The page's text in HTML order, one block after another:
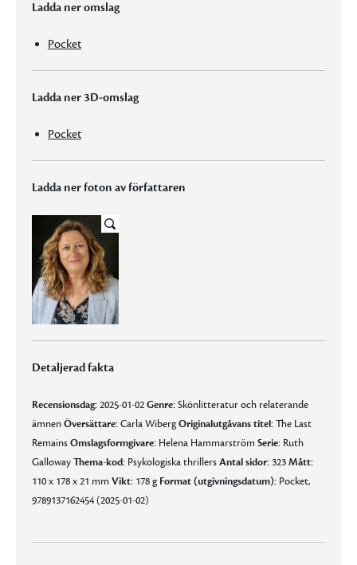
Ladda ner omslag
Pocket
Ladda ner 3D-omslag
Pocket
Ladda ner foton av författaren
Detaljerad fakta
Recensionsdag:2025-01-02Genre:Skönlitteratur och relaterande
ämnenÖversättare:Carla WibergOriginalutgåvans titel:The Last
RemainsOmslagsformgivare: Helena HammarströmSerie: Ruth
GallowayThema-kod: Psykologiska thrillersAntal sidor:323Mått:
110 x 178 x 21 mmVikt: 178 g Format (utgivningsdatum): Pocket,
9789137162454 (2025-01-02)